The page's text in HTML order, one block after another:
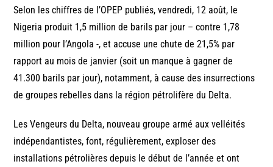
Selon les chiffres de l’OPEP publiés, vendredi, 12 août, le
Nigeria produit 1,5 million de barils par jour – contre 1,78
million pour l’Angola -, et accuse une chute de 21,5% par
rapport au mois de janvier (soit un manque à gagner de
41.300 barils par jour), notamment, à cause des insurrections
de groupes rebelles dans la région pétrolifère du Delta.
Les Vengeurs du Delta, nouveau groupe armé aux velléités
indépendantistes, font, régulièrement, exploser des
installations pétrolières depuis le début de l’année et ont